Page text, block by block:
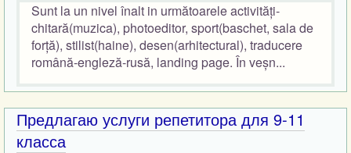
Sunt la un nivel înalt in următoarele activități-
chitară(muzica), photoeditor, sport(baschet, sala de
forță), stilist(haine), desen(arhitectural), traducere
română-engleză-rusă, landing page. În veșn...
Предлагаю услуги репетитора для 9-11
класса